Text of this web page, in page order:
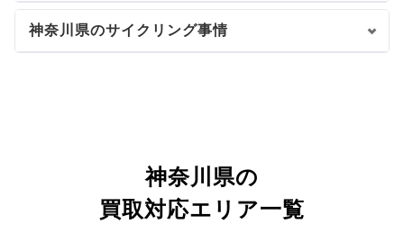
神奈川県のサイクリング事情
神奈川県の
買取対応エリア一覧